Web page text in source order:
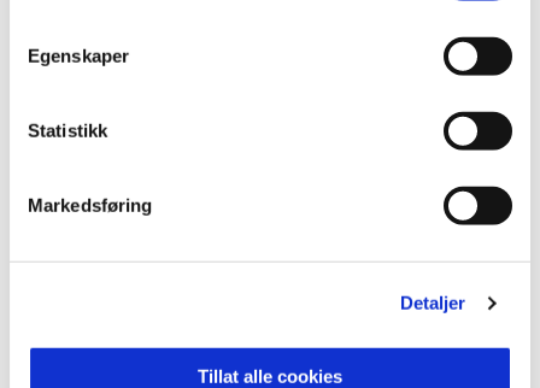
Egenskaper
Statistikk
Markedsføring
Detaljer
Tillat alle cookies
Besøkadresse: